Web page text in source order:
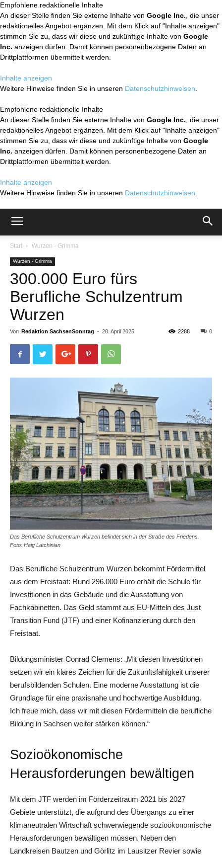
Empfohlene redaktionelle Inhalte
An dieser Stelle finden Sie externe Inhalte von Google Inc. , die unser
redaktionelles Angebot ergänzen. Mit dem Klick auf "Inhalte anzeigen"
stimmen Sie zu, dass wir diese und zukünftige Inhalte von Google
Inc. anzeigen dürfen. Damit können personenbezogene Daten an
Drittplattformen übermittelt werden.
Inhalte anzeigen
Weitere Hinweise finden Sie in unseren Datenschutzhinweisen
Empfohlene redaktionelle Inhalte
An dieser Stelle finden Sie externe Inhalte von Google Inc. , die unser
redaktionelles Angebot ergänzen. Mit dem Klick auf "Inhalte anzeigen"
stimmen Sie zu, dass wir diese und zukünftige Inhalte von Google
Inc. anzeigen dürfen. Damit können personenbezogene Daten an
Drittplattformen übermittelt werden.
Inhalte anzeigen
Weitere Hinweise finden Sie in unseren Datenschutzhinweisen
Start Wurzen - Grimma
Wurzen - Grimma
300.000 Euro fürs
Berufliche Schulzentrum
Wurzen
Von Redaktion SachsenSonntag - 28. April 2025 0
2288
Das Berufliche Schulzentrum Wurzen befindet sich in der Straße des Friedens.
Foto: Haig Latchinian
Das Berufliche Schulzentrum Wurzen bekommt Fördermittel
aus dem Freistaat: Rund 296.000 Euro erhält die Schule für
Investitionen in das Gebäude und die Ausstattung von
Fachkabinetten. Das Geld stammt aus EU-Mitteln des Just
Transition Fund (JTF) und einer Kofinanzierung durch den
Freistaat.
Bildungsminister Conrad Clemens: „Mit diesen Investitionen
setzen wir ein klares Zeichen für die Zukunftsfähigkeit unserer
berufsbildenden Schulen. Eine moderne Ausstattung ist die
Grundlage für eine praxisnahe und hochwertige Ausbildung.
Ich freue mich, dass wir mit diesen Fördermitteln die berufliche
Bildung in Sachsen weiter stärken können.“
Sozioökonomische
Herausforderungen bewältigen
Mit dem JTF werden im Förderzeitraum 2021 bis 2027
Gebiete unterstützt, die aufgrund des Übergangs zu einer
klimaneutralen Wirtschaft schwerwiegende sozioökonomische
Herausforderungen bewältigen müssen. Neben den
Landkreisen Bautzen und Görlitz im Lausitzer Revier sowie